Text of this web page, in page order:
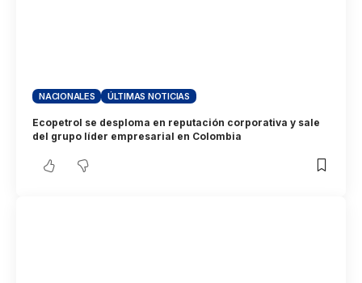
NACIONALES ÚLTIMAS NOTICIAS
Ecopetrol se desploma en reputación corporativa y sale
del grupo líder empresarial en Colombia